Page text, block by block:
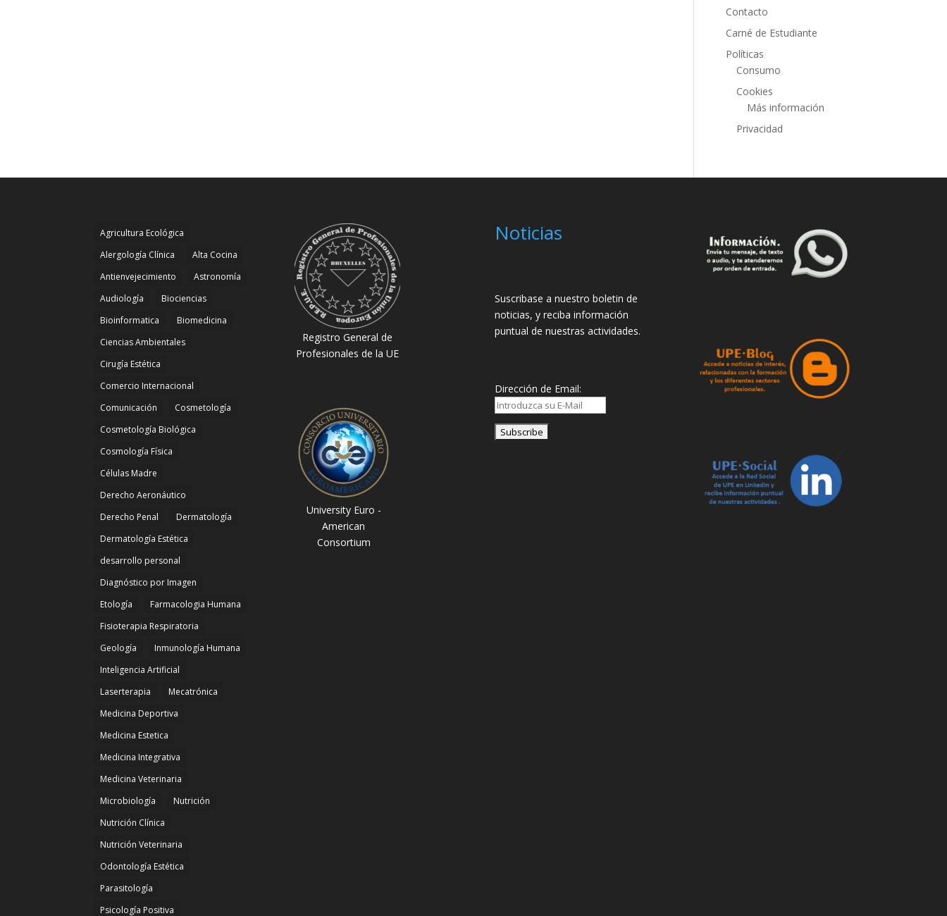
Contacto
Carné de Estudiante
Políticas
Consumo
Cookies
Más información
Privacidad
Agricultura Ecológica
Alergología Clínica
Alta Cocina
Antienvejecimiento
Astronomía
Audiología
Biociencias
Bioinformatica
Biomedicina
Ciencias Ambientales
Cirugía Estética
Comercio Internacional
Comunicación
Cosmetología
Cosmetología Biológica
Cosmología Física
Células Madre
Derecho Aeronáutico
Derecho Penal
Dermatología
Dermatología Estética
desarrollo personal
Diagnóstico por Imagen
Etología
Farmacologia Humana
Fisioterapia Respiratoria
Geología
Inmunología Humana
Inteligencia Artificial
Laserterapia
Mecatrónica
Medicina Deportiva
Medicina Estetica
Medicina Integrativa
Medicina Veterinaria
Microbiología
Nutrición
Nutrición Clínica
Nutrición Veterinaria
Odontología Estética
Parasitología
Psicología Positiva
Registro General de
Profesionales de la UE
University Euro -
American
Consortium
Noticias
Suscribase a nuestro boletin de
noticias, y reciba información
puntual de nuestras actividades.
Dirección de Email: